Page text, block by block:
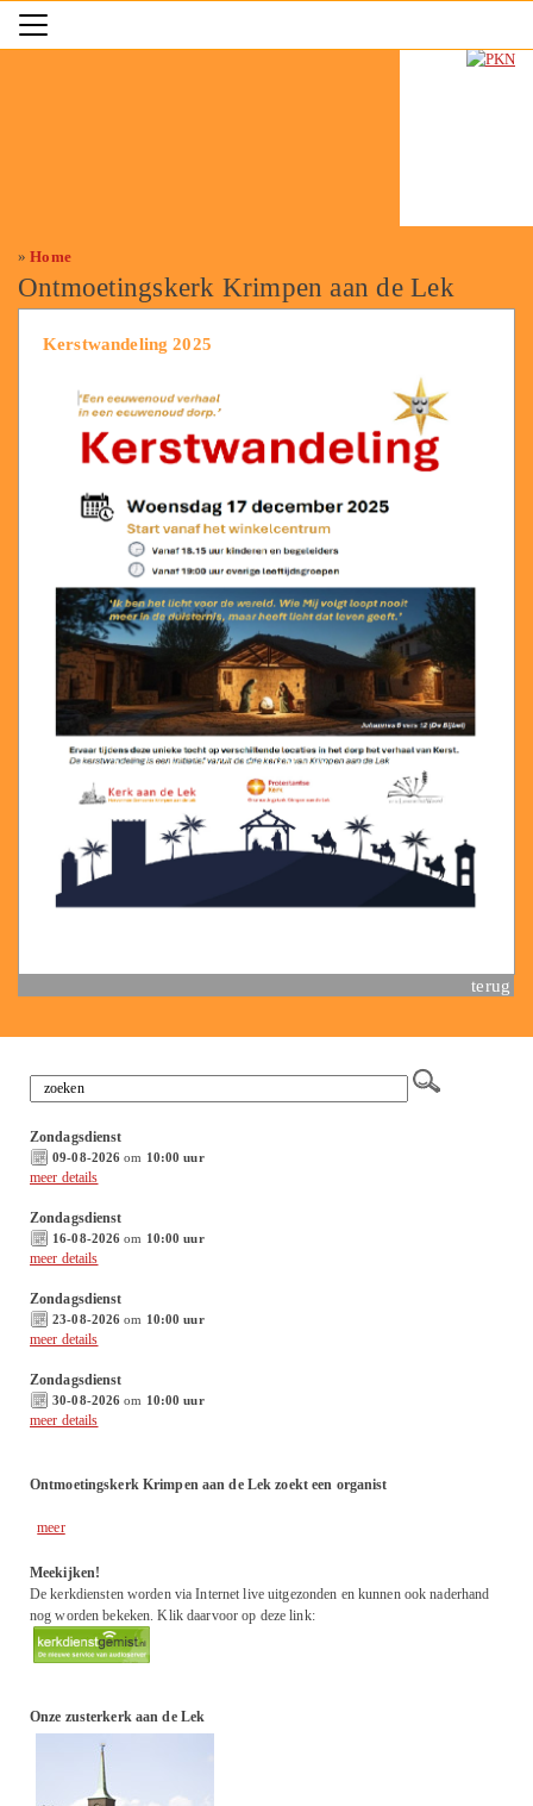
»Home
Ontmoetingskerk Krimpen aan de Lek
Kerstwandeling 2025
terug
Zondagsdienst
09-08-2026 om 10:00 uur
meer details
Zondagsdienst
16-08-2026 om 10:00 uur
meer details
Zondagsdienst
23-08-2026 om 10:00 uur
meer details
Zondagsdienst
30-08-2026 om 10:00 uur
meer details
Ontmoetingskerk Krimpen aan de Lek zoekt een organist
meer
Meekijken!
De kerkdiensten worden via Internet live uitgezonden en kunnen ook naderhand
nog worden bekeken. Klik daarvoor op deze link:
Onze zusterkerk aan de Lek